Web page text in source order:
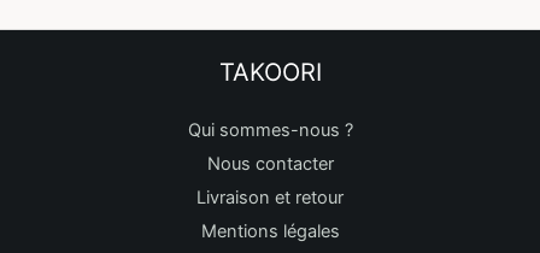
TAKOORI
Qui sommes-nous ?
Nous contacter
Livraison et retour
Mentions légales